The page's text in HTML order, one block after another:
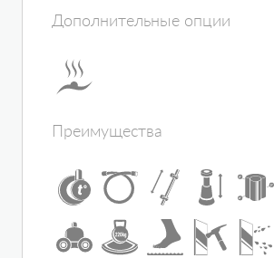
Толщина полотна двери, мм
Зона гидромассажа
Цвет полотна двери
Расположение
Гарантия
1 год
Дополнительные опции
Преимущества